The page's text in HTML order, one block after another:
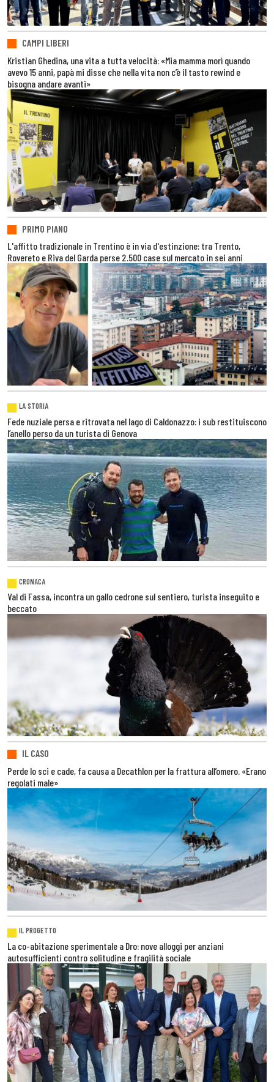
CAMPI LIBERI
Kristian Ghedina, una vita a tutta velocità: «Mia mamma morì quando
avevo 15 anni, papà mi disse che nella vita non c’è il tasto rewind e
bisogna andare avanti»
PRIMO PIANO
L'affitto tradizionale in Trentino è in via d'estinzione: tra Trento,
Rovereto e Riva del Garda perse 2.500 case sul mercato in sei anni
LA STORIA
Fede nuziale persa e ritrovata nel lago di Caldonazzo: i sub restituiscono
l’anello perso da un turista di Genova
CRONACA
Val di Fassa, incontra un gallo cedrone sul sentiero, turista inseguito e
beccato
IL CASO
Perde lo sci e cade, fa causa a Decathlon per la frattura all’omero. «Erano
regolati male»
IL PROGETTO
La co-abitazione sperimentale a Dro: nove alloggi per anziani
autosufficienti contro solitudine e fragilità sociale